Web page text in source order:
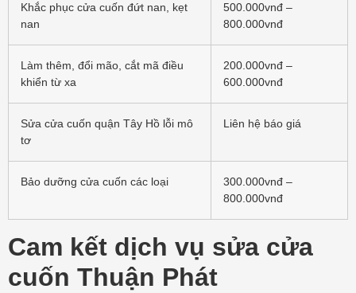
Khắc phục cửa cuốn đứt nan, kẹt
nan
500.000vnđ –
800.000vnđ
Làm thêm, đổi mão, cắt mã điều
khiển từ xa
200.000vnđ –
600.000vnđ
Sửa cửa cuốn quận Tây Hồ lỗi mô
tơ
Liên hệ báo giá
Bảo dưỡng cửa cuốn các loại
300.000vnđ –
800.000vnđ
Cam kết dịch vụ sửa cửa
cuốn Thuận Phát